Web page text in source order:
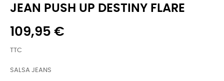
JEAN PUSH UP DESTINY FLARE
109,95 €
TTC
SALSA JEANS